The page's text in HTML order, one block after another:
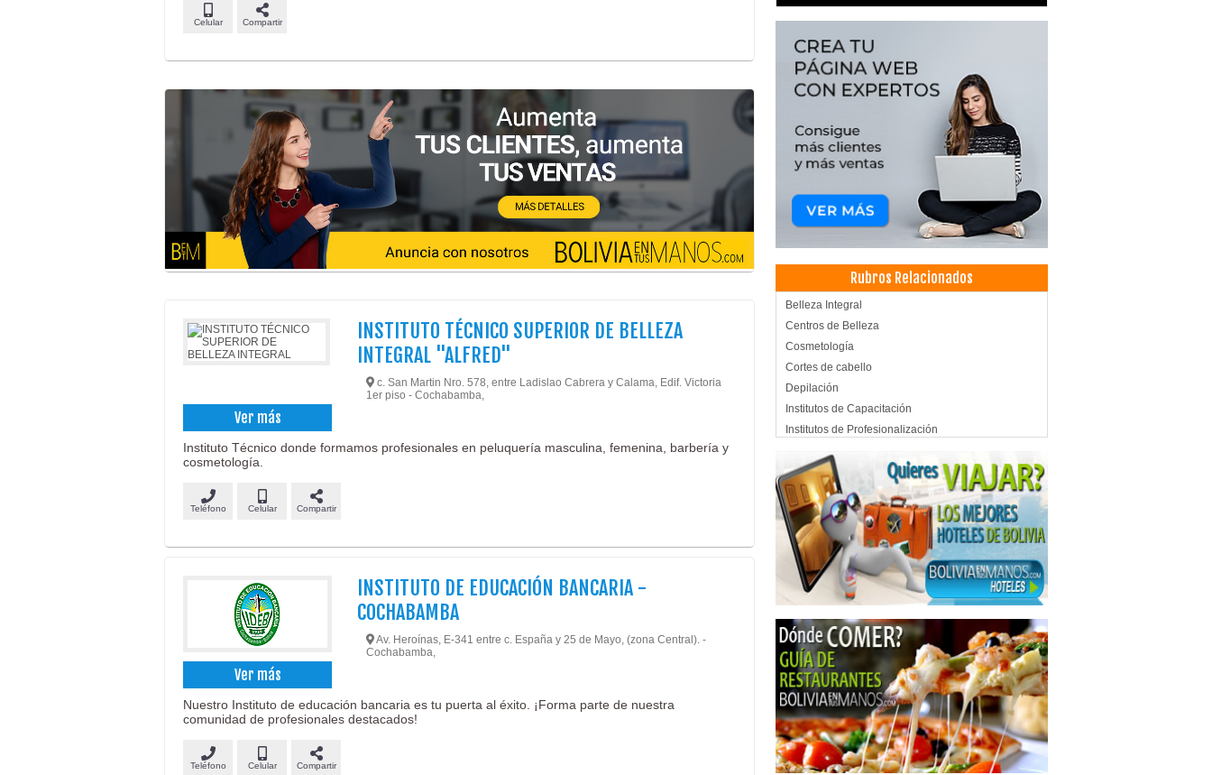
Celular Compartir
Ver más
INSTITUTO TÉCNICO SUPERIOR DE BELLEZA
INTEGRAL "ALFRED"
c. San Martin Nro. 578, entre Ladislao Cabrera y Calama, Edif. Victoria
1er piso - Cochabamba,
Instituto Técnico donde formamos profesionales en peluquería masculina, femenina, barbería y
cosmetología.
Teléfono Celular Compartir
Ver más
INSTITUTO DE EDUCACIÓN BANCARIA -
COCHABAMBA
Av. Heroínas, E-341 entre c. España y 25 de Mayo, (zona Central). -
Cochabamba,
Nuestro Instituto de educación bancaria es tu puerta al éxito. ¡Forma parte de nuestra
comunidad de profesionales destacados!
Teléfono Celular Compartir
Rubros Relacionados
Belleza Integral
Centros de Belleza
Cosmetología
Cortes de cabello
Depilación
Institutos de Capacitación
Institutos de Profesionalización
Maquillaje
Manicure y Pedicure
Maquillaje artístico
Maquillaje de novias
Manicure
Maquillaje Profesional
Peluquerías
Pintado de Uñas
Pedicure
Peinados
Salón de Uñas
Salones de Belleza
Médicos Internistas
Servicios Contables y Consultoría
Centros Educativos